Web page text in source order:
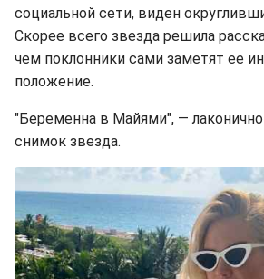
социальной сети, виден
Скорее всего звезда решила
чем поклонники сами заметят ее
положение.
"Беременна в Майями", — лаконично
снимок звезда.